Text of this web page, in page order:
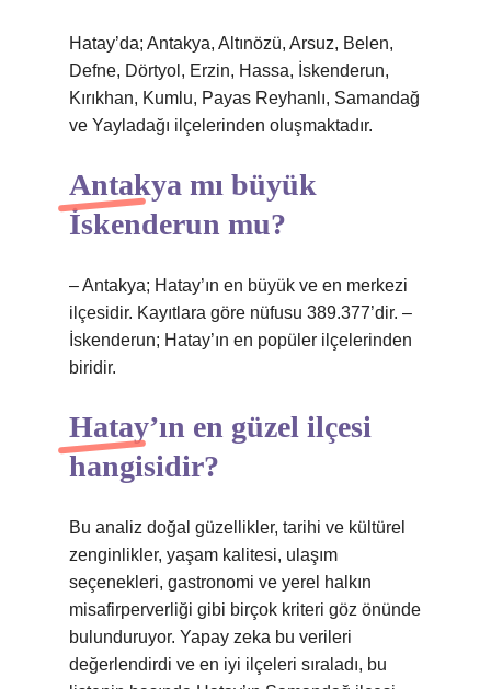
Hatay’da; Antakya, Altınözü, Arsuz, Belen,
Defne, Dörtyol, Erzin, Hassa, İskenderun,
Kırıkhan, Kumlu, Payas Reyhanlı, Samandağ
ve Yayladağı ilçelerinden oluşmaktadır.
Antakya mı büyük
İskenderun mu?
– Antakya; Hatay’ın en büyük ve en merkezi
ilçesidir. Kayıtlara göre nüfusu 389.377’dir. –
İskenderun; Hatay’ın en popüler ilçelerinden
biridir.
Hatay’ın en güzel ilçesi
hangisidir?
Bu analiz doğal güzellikler, tarihi ve kültürel
zenginlikler, yaşam kalitesi, ulaşım
seçenekleri, gastronomi ve yerel halkın
misafirperverliği gibi birçok kriteri göz önünde
bulunduruyor. Yapay zeka bu verileri
değerlendirdi ve en iyi ilçeleri sıraladı, bu